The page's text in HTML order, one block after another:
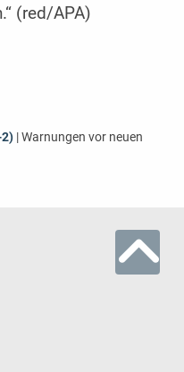
(red/APA)
| Warnungen vor neuen